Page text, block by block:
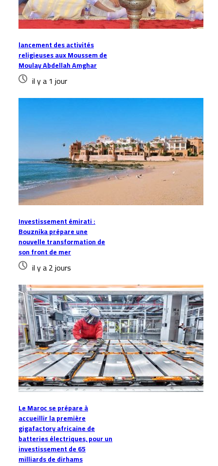
lancement des activités
religieuses aux Moussem de
Moulay Abdellah Amghar
il y a 1 jour
Investissement émirati :
Bouznika prépare une
nouvelle transformation de
son front de mer
il y a 2 jours
Le Maroc se prépare à
accueillir la première
gigafactory africaine de
batteries électriques, pour un
investissement de 65
milliards de dirhams